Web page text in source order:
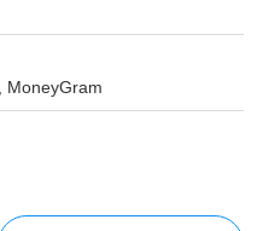
MoneyGram